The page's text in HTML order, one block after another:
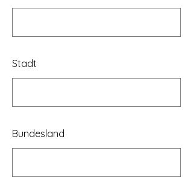
Stadt
Bundesland